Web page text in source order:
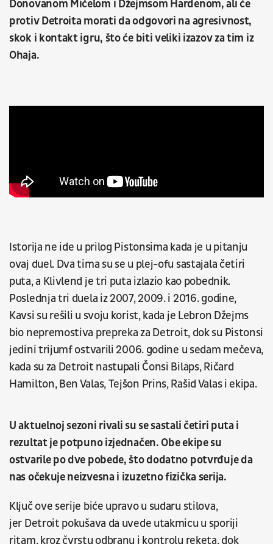
Donovanom Mičelom i Džejmsom Hardenom, ali će
protiv Detroita morati da odgovori na agresivnost,
skok i kontakt igru, što će biti veliki izazov za tim iz
Ohaja.
Istorija ne ide u prilog Pistonsima kada je u pitanju
ovaj duel. Dva tima su se u plej-ofu sastajala četiri
puta, a Klivlend je tri puta izlazio kao pobednik.
Poslednja tri duela iz 2007, 2009. i 2016. godine,
Kavsi su rešili u svoju korist, kada je Lebron Džejms
bio nepremostiva prepreka za Detroit, dok su Pistonsi
jedini trijumf ostvarili 2006. godine u sedam mečeva,
kada su za Detroit nastupali Čonsi Bilaps, Ričard
Hamilton, Ben Valas, Tejšon Prins, Rašid Valas i ekipa.
U aktuelnoj sezoni rivali su se sastali četiri puta i
rezultat je potpuno izjednačen. Obe ekipe su
ostvarile po dve pobede, što dodatno potvrđuje da
nas očekuje neizvesna i izuzetno fizička serija.
Ključ ove serije biće upravo u sudaru stilova,
jer Detroit pokušava da uvede utakmicu u sporiji
ritam, kroz čvrstu odbranu i kontrolu reketa, dok